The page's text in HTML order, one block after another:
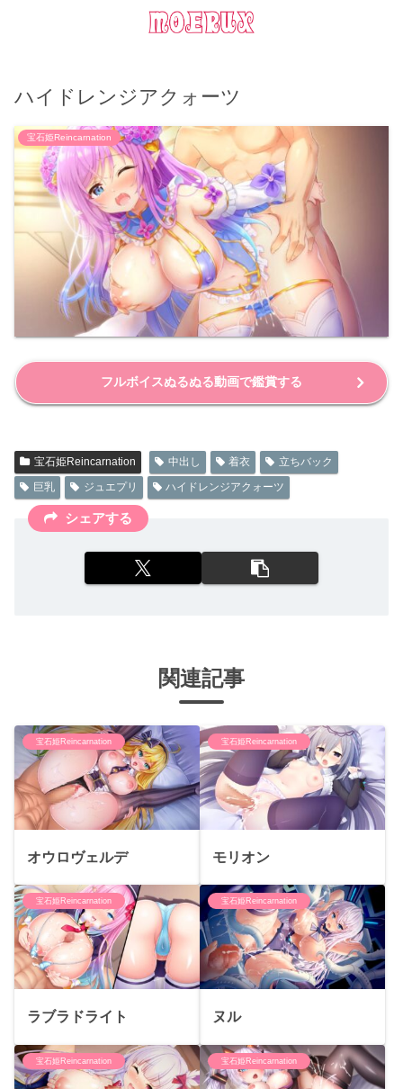
ハイドレンジアクォーツ
宝石姫Reincarnation
フルボイスぬるぬる動画で鑑賞する
宝石姫Reincarnation 中出し 着衣
立ちバック
巨乳
ジュエプリ ハイドレンジアクォーツ
シェアする
関連記事
宝石姫Reincarnation
オウロヴェルデ
宝石姫Reincarnation
モリオン
宝石姫Reincarnation
ラブラドライト
宝石姫Reincarnation
ヌル
宝石姫Reincarnation 宝石姫Reincarnation